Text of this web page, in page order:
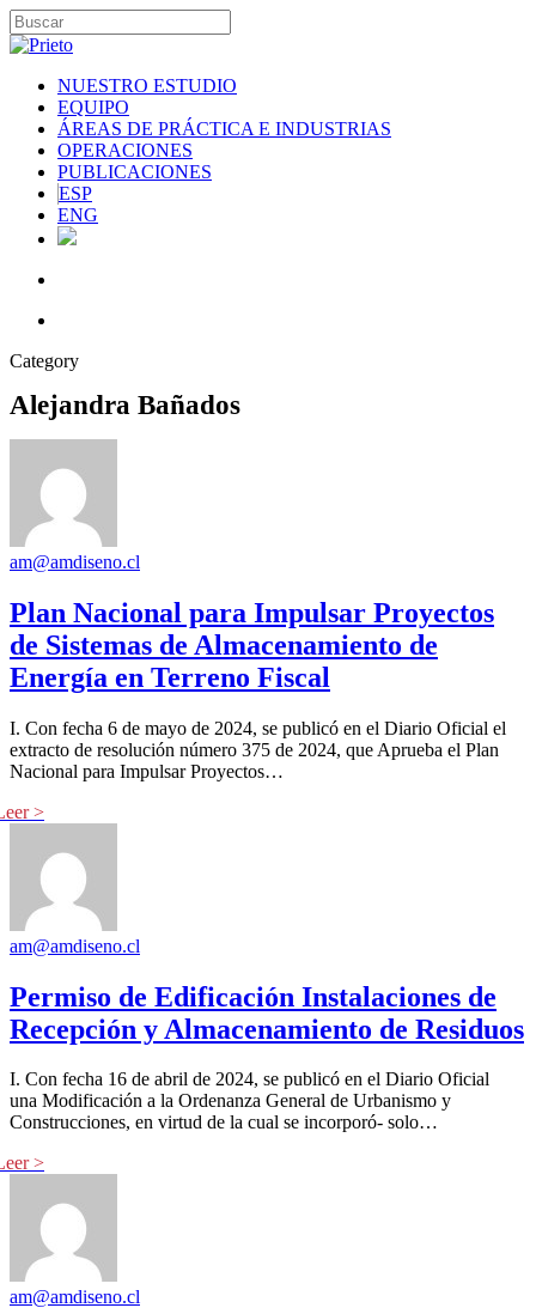
NUESTRO ESTUDIO
EQUIPO
ÁREAS DE PRÁCTICA E INDUSTRIAS
OPERACIONES
PUBLICACIONES
ESP
ENG
Category
Alejandra Bañados
am@amdiseno.cl
Plan Nacional para Impulsar Proyectos
de Sistemas de Almacenamiento de
Energía en Terreno Fiscal
I. Con fecha 6 de mayo de 2024, se publicó en el Diario Oficial el
extracto de resolución número 375 de 2024, que Aprueba el Plan
Nacional para Impulsar Proyectos…
am@amdiseno.cl
Permiso de Edificación Instalaciones de
Recepción y Almacenamiento de Residuos
I. Con fecha 16 de abril de 2024, se publicó en el Diario Oficial
una Modificación a la Ordenanza General de Urbanismo y
Construcciones, en virtud de la cual se incorporó- solo…
am@amdiseno.cl